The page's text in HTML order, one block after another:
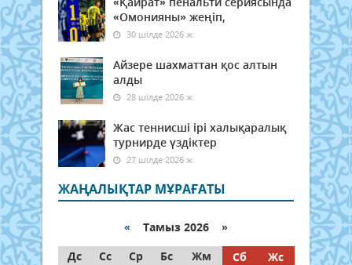
«Омонияны» жеңіп,
30 шілде 2026 ж.
Айзере шахматтан қос алтын
алды
28 шілде 2026 ж.
Жас теннисші ірі халықаралық
турнирде үздіктер
27 шілде 2026 ж.
ЖАҢАЛЫҚТАР МҰРАҒАТЫ
« Тамыз 2026 »
Дс
Сс Ср Бс Жм Сб
Жс